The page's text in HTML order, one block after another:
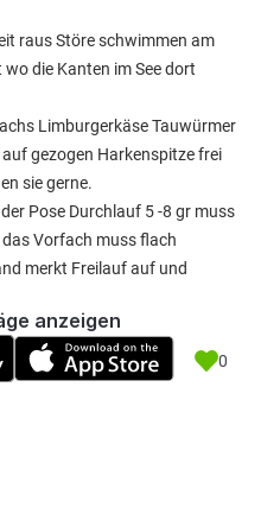
raus Störe schwimmen am
die Kanten im See dort
Limburgerkäse Tauwürmer
gezogen Harkenspitze frei
sie gerne.
Pose Durchlauf 5 -8 gr muss
Vorfach muss flach
merkt Freilauf auf und
0
anzeigen